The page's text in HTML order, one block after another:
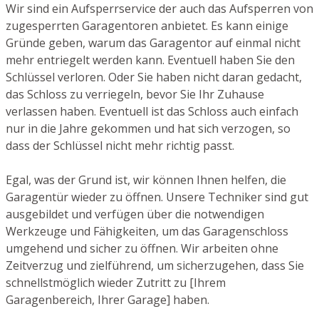
Wir sind ein Aufsperrservice der auch das Aufsperren von
zugesperrten Garagentoren anbietet. Es kann einige
Gründe geben, warum das Garagentor auf einmal nicht
mehr entriegelt werden kann. Eventuell haben Sie den
Schlüssel verloren. Oder Sie haben nicht daran gedacht,
das Schloss zu verriegeln, bevor Sie Ihr Zuhause
verlassen haben. Eventuell ist das Schloss auch einfach
nur in die Jahre gekommen und hat sich verzogen, so
dass der Schlüssel nicht mehr richtig passt.
Egal, was der Grund ist, wir können Ihnen helfen, die
Garagentür wieder zu öffnen. Unsere Techniker sind gut
ausgebildet und verfügen über die notwendigen
Werkzeuge und Fähigkeiten, um das Garagenschloss
umgehend und sicher zu öffnen. Wir arbeiten ohne
Zeitverzug und zielführend, um sicherzugehen, dass Sie
schnellstmöglich wieder Zutritt zu [Ihrem
Garagenbereich, Ihrer Garage] haben.